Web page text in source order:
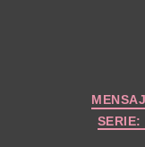
SERIE: